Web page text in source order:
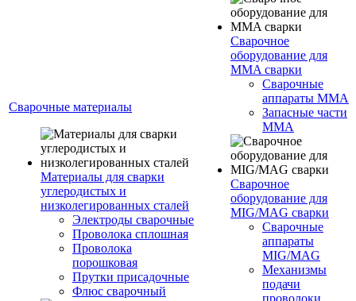
Сварочные материалы
Материалы для сварки
углеродистых и
низколегированных сталей
Электроды сварочные
Проволока сплошная
Проволока
порошковая
Прутки присадочные
Флюс сварочный
Сварочное
оборудование для
MMA сварки
Сварочные
аппараты MMA
Запасные части
MMA
Сварочное
оборудование для
MIG/MAG сварки
Сварочные
аппараты
MIG/MAG
Механизмы
подачи
проволоки